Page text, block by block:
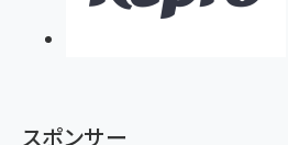
スポンサー